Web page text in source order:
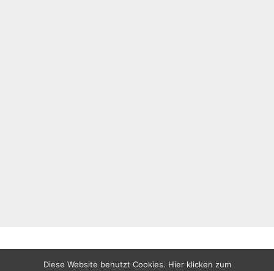
All rights reserved
Diese Website benutzt Cookies. Hier klicken zum